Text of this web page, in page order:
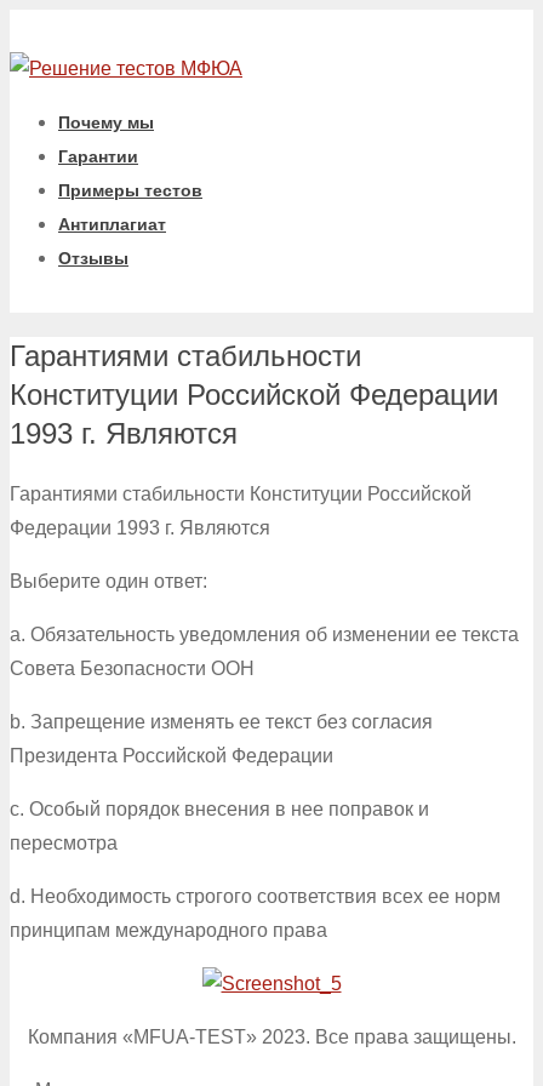
Почему мы
Гарантии
Примеры тестов
Антиплагиат
Отзывы
Гарантиями стабильности
Конституции Российской Федерации
1993 г. Являются
Гарантиями стабильности Конституции Российской
Федерации 1993 г. Являются
Выберите один ответ:
a. Обязательность уведомления об изменении ее текста
Совета Безопасности ООН
b. Запрещение изменять ее текст без согласия
Президента Российской Федерации
c. Особый порядок внесения в нее поправок и
пересмотра
d. Необходимость строгого соответствия всех ее норм
принципам международного права
Компания «MFUA-TEST» 2023. Все права защищены.